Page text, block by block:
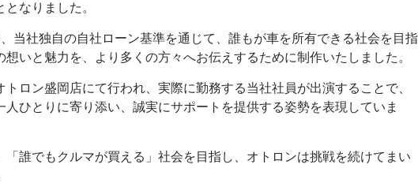
となりました。
当社独自の自社ローン基準を通じて、誰もが車を所有できる社会を目指
想いと魅力を、より多くの方々へお伝えするために制作いたしました。
トロン盛岡店にて行われ、実際に勤務する当社社員が出演することで、
人ひとりに寄り添い、誠実にサポートを提供する姿勢を表現していま
「誰でもクルマが買える」社会を目指し、オトロンは挑戦を続けてまい